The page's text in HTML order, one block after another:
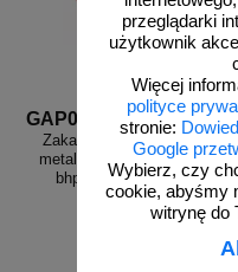
przeglądarki
użytkownik
Więcej
polityce
stronie:
Google
Wybierz, czy
cookie, abyśmy
witrynę do
GAP008
Zakaz wstępu z
metalowymi i zegarkami -
bhp zakazujący - GAP008